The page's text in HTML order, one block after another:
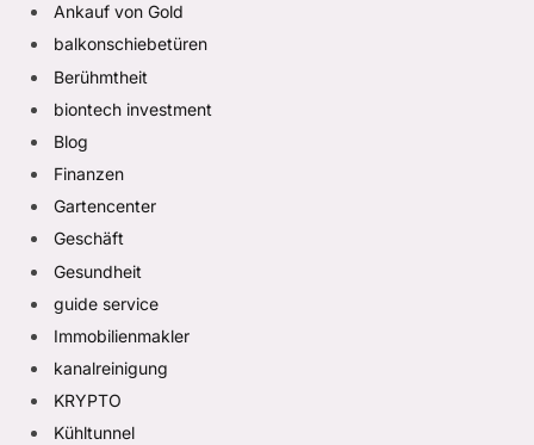
Ankauf von Gold
balkonschiebetüren
Berühmtheit
biontech investment
Blog
Finanzen
Gartencenter
Geschäft
Gesundheit
guide service
Immobilienmakler
kanalreinigung
KRYPTO
Kühltunnel